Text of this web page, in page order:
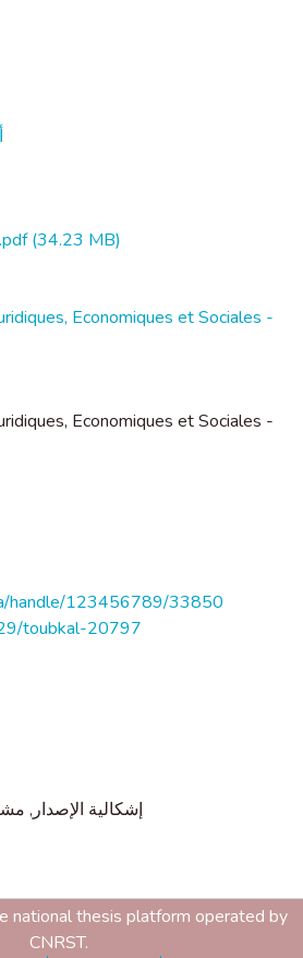
(34.23 MB)
Economiques et Sociales -
Economiques et Sociales -
handle/123456789/33850
toubkal-20797
إشكالية الإصدار ,
national thesis platform operated by
CNRST.